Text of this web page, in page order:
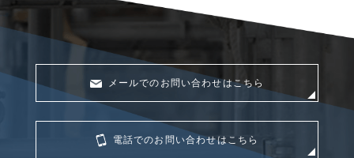
メールでのお問い合わせはこちら
電話でのお問い合わせはこちら